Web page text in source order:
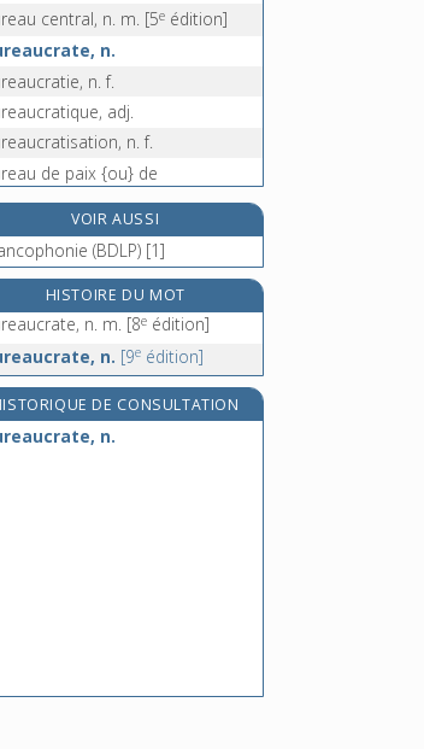
central, n. m. [5e édition]
n.
n. f.
adj.
n. f.
de paix {ou} de
e
n. f.
adj.[4e édition]
n. m. pl.[5e édition]
n. m.[5e édition]
n. f.
VOIR AUSSI
(BDLP) [1]
HISTOIRE DU MOT
n. m. [8e édition]
n. [9e édition]
DE CONSULTATION
n.